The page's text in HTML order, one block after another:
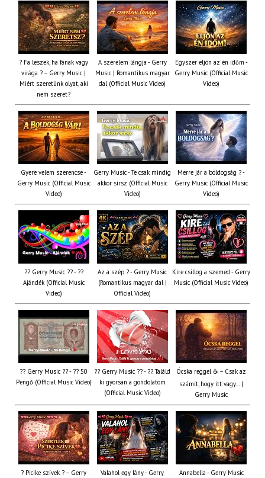
? Fa leszek, ha fának vagy
virága ? – Gerry Music |
Miért szeretünk olyat, aki
nem szeret?
A szerelem lángja - Gerry
Music | Romantikus magyar
dal (Official Music Video)
Egyszer eljön az én időm -
Gerry Music (Official Music
Video)
Gyere velem szerencse -
Gerry Music (Official Music
Video)
Gerry Music - Te csak mindig
akkor sírsz (Official Music
Video)
Merre jár a boldogság ? -
Gerry Music (Official Music
Video)
?? Gerry Music ?? - ??
Ajándék (Official Music
Video)
Az a szép ? - Gerry Music
(Romantikus magyar dal |
Official Video)
Kire csillog a szemed - Gerry
Music (Official Music Video)
?? Gerry Music ?? - ?? 50
Pengő (Official Music Video)
?? Gerry Music ?? - ?? Találd
ki gyorsan a gondolatom
(Official Music Video)
Ócska reggel ☕ – Csak az
számít, hogy itt vagy… |
Gerry Music
? Picike szívek ? – Gerry
Valahol egy lány - Gerry
Annabella - Gerry Music